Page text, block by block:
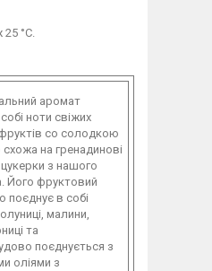
°C.
аромат
ноти свіжих
со солодкою
на гренадинові
з нашого
Його фруктовий
поєднує в собі
малини,
та
поєднується з
оліями з